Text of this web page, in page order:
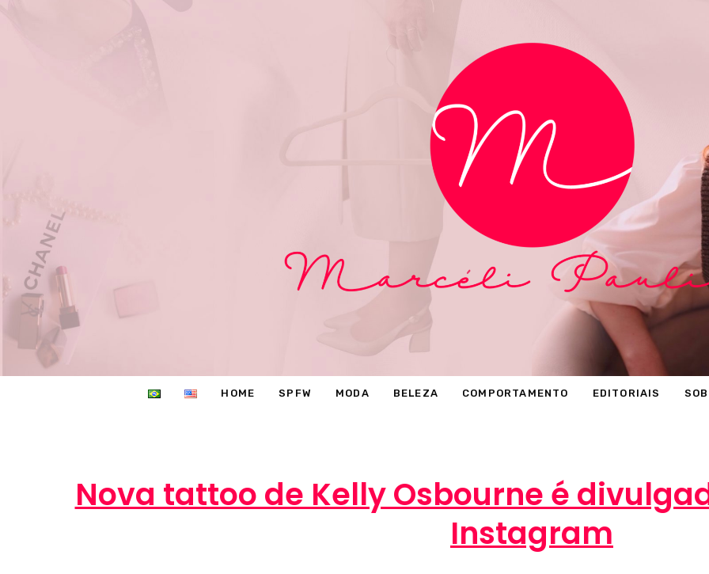
HOME SPFW MODA BELEZA COMPORTAMENTO EDITORIAIS
Nova tattoo de Kelly Osbourne é
Instagram